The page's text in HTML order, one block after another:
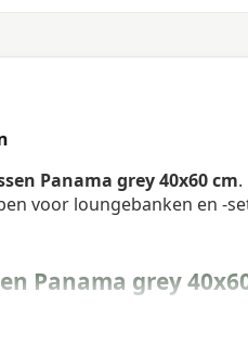
Panama grey 40x60 cm
voor loungebanken en -
Panama grey